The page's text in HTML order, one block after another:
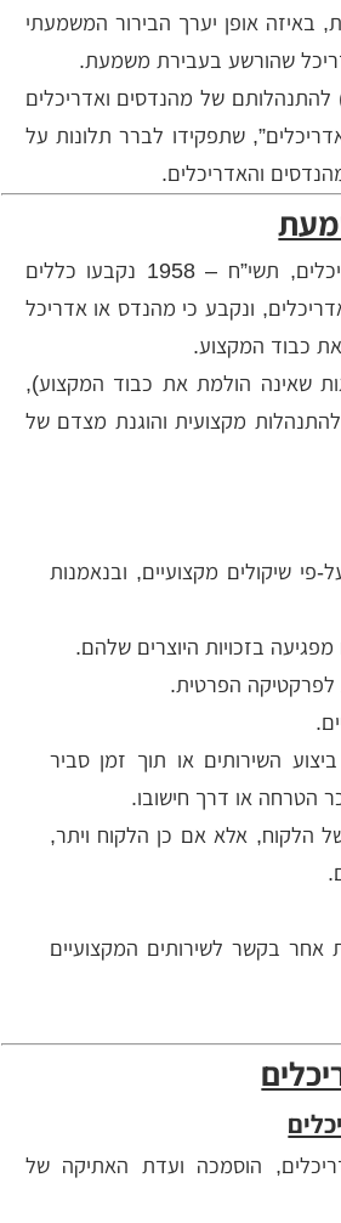
באיזה אופן יערך הבירור המשמעתי
שהורשע בעבירת משמעת.
של מהנדסים ואדריכלים
שתפקידו לברר תלונות על
והאדריכלים.
בהתאם להוראות סעיף 15 לחוק המהנדסים והאדריכלים, תשי”ח – 1958 נקבעו כללים
ונקבע כי מהנדס או אדריכל
כבוד המקצוע.
שאינה הולמת את כבוד המקצוע),
להתנהלות מקצועית והוגנת מצדם של
שיקולים מקצועיים, ובנאמנות
בזכויות היוצרים שלהם.
לפרקטיקה הפרטית.
השירותים או תוך זמן סביר
הטרחה או דרך חישובו.
של הלקוח, אלא אם כן הלקוח ויתר,
אחר בקשר לשירותים המקצועיים
והאדריכלים, הוסמכה ועדת האתיקה של